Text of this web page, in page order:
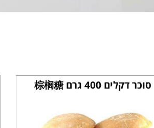
סוכר דקלים 400 גרם 棕榈糖